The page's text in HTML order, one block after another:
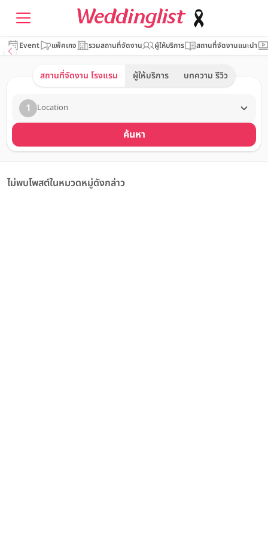
Event แพ็คเกจ รวมสถานที่จัดงาน ผู้ให้บริการ สถานที่จัดงานแนะนำ
สถานที่จัดงาน โรงแรม ผู้ให้บริการ บทความ รีวิว
1 Location
ค้นหา
ไม่พบโพสต์ในหมวดหมู่ดังกล่าว